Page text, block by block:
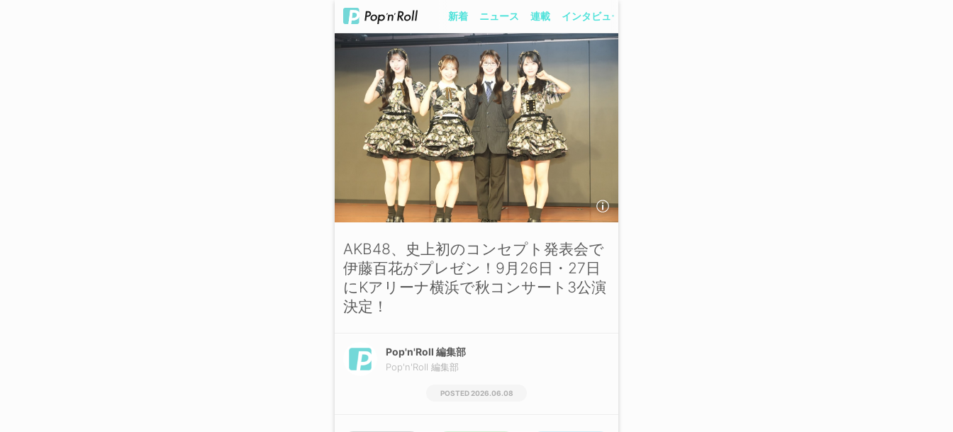
新着 ニュース 連載 インタビュー
AKB48、史上初のコンセプト発表会で
伊藤百花がプレゼン！9月26日・27日
にKアリーナ横浜で秋コンサート3公演
決定！
Pop'n'Roll 編集部
Pop'n'Roll 編集部
2026.06.08